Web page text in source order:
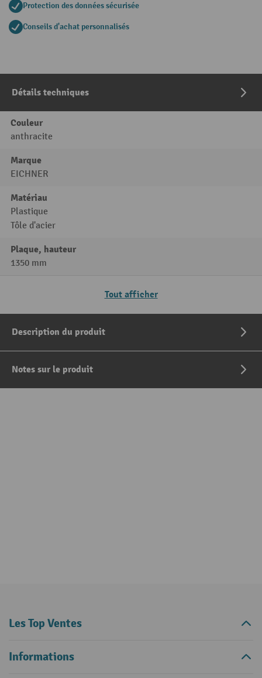
Protection des données sécurisée
Conseils d'achat personnalisés
Détails techniques
Couleur
anthracite
Marque
EICHNER
Matériau
Plastique
Tôle d'acier
Plaque, hauteur
1350 mm
Tout afficher
Description du produit
Notes sur le produit
Les Top Ventes
Informations